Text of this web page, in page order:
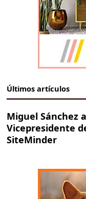
Últimos artículos
Miguel Sánchez
Vicepresidente
SiteMinder